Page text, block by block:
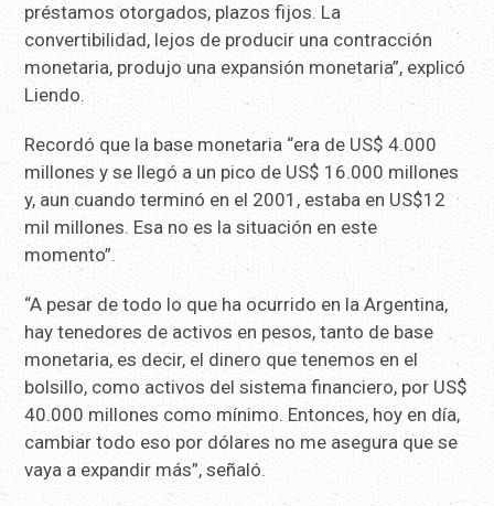
préstamos otorgados, plazos fijos. La
convertibilidad, lejos de producir una contracción
monetaria, produjo una expansión monetaria”, explicó
Liendo.
Recordó que la base monetaria “era de US$ 4.000
millones y se llegó a un pico de US$ 16.000 millones
y, aun cuando terminó en el 2001, estaba en US$12
mil millones. Esa no es la situación en este
momento”.
“A pesar de todo lo que ha ocurrido en la Argentina,
hay tenedores de activos en pesos, tanto de base
monetaria, es decir, el dinero que tenemos en el
bolsillo, como activos del sistema financiero, por US$
40.000 millones como mínimo. Entonces, hoy en día,
cambiar todo eso por dólares no me asegura que se
vaya a expandir más”, señaló.